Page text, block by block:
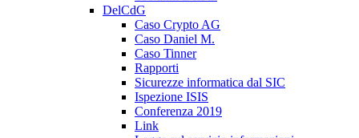
DelCdG
Caso Crypto AG
Caso Daniel M.
Caso Tinner
Rapporti
Sicurezze informatica dal SIC
Ispezione ISIS
Conferenza 2019
Link